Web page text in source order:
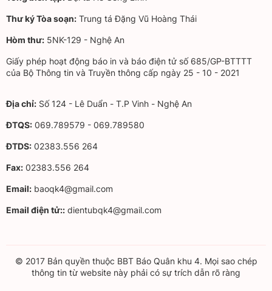
Thư ký Tòa soạn: Trung tá Đặng Vũ Hoàng Thái
Hòm thư: 5NK-129 - Nghệ An
Giấy phép hoạt động báo in và báo điện tử số 685/GP-BTTTT
của Bộ Thông tin và Truyền thông cấp ngày 25 - 10 - 2021
Địa chỉ: Số 124 - Lê Duẩn - T.P Vinh - Nghệ An
ĐTQS: 069.789579 - 069.789580
ĐTDS: 02383.556 264
Fax: 02383.556 264
Email: baoqk4@gmail.com
Email điện tử:: dientubqk4@gmail.com
© 2017 Bản quyền thuộc BBT Báo Quân khu 4. Mọi sao chép
thông tin từ website này phải có sự trích dẫn rõ ràng